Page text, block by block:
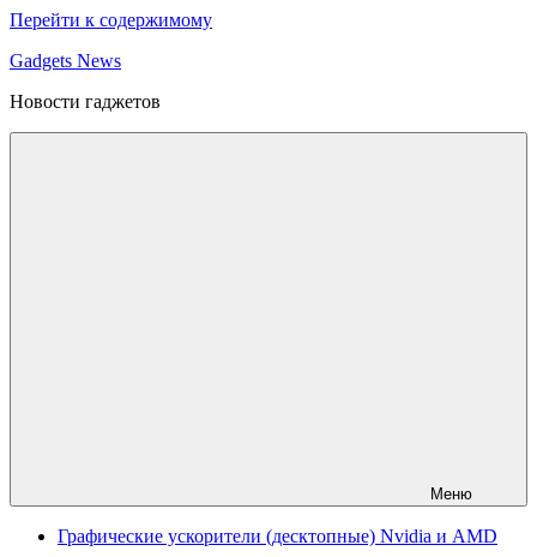
Перейти к содержимому
Gadgets News
Новости гаджетов
Меню
Графические ускорители (десктопные) Nvidia и AMD